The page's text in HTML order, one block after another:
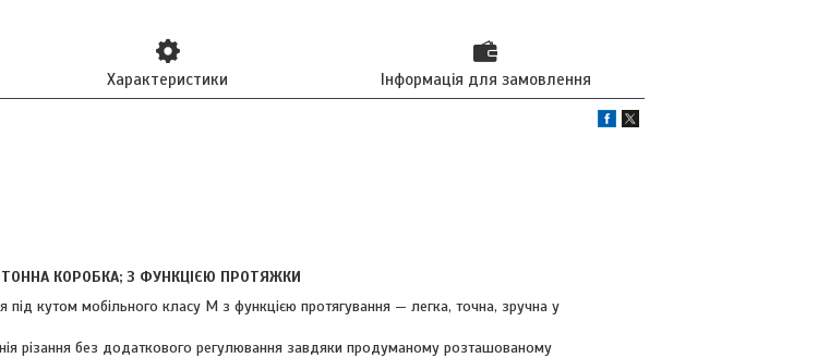
Характеристики Інформація для замовлення
КОРОБКА; З ФУНКЦІЄЮ ПРОТЯЖКИ
кутом мобільного класу M з функцією протягування — легка, точна, зручна у
різання без додаткового регулювання завдяки продуманому розташованому